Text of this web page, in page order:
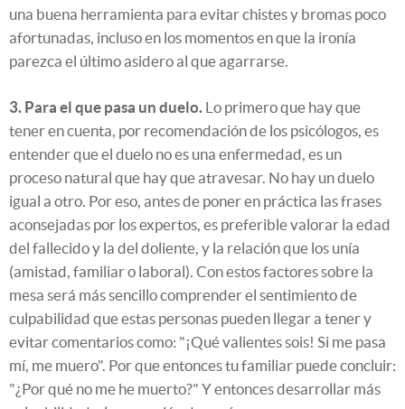
una buena herramienta para evitar chistes y bromas poco
afortunadas, incluso en los momentos en que la ironía
parezca el último asidero al que agarrarse.
3. Para el que pasa un duelo. Lo primero que hay que
tener en cuenta, por recomendación de los psicólogos, es
entender que el duelo no es una enfermedad, es un
proceso natural que hay que atravesar. No hay un duelo
igual a otro. Por eso, antes de poner en práctica las frases
aconsejadas por los expertos, es preferible valorar la edad
del fallecido y la del doliente, y la relación que los unía
(amistad, familiar o laboral). Con estos factores sobre la
mesa será más sencillo comprender el sentimiento de
culpabilidad que estas personas pueden llegar a tener y
evitar comentarios como: "¡Qué valientes sois! Si me pasa
mí, me muero". Por que entonces tu familiar puede concluir:
"¿Por qué no me he muerto?" Y entonces desarrollar más